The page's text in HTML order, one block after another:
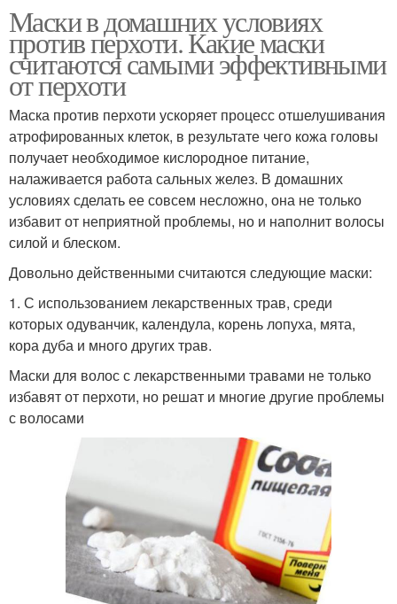
Маски в домашних условиях
против перхоти. Какие маски
считаются самыми эффективными
от перхоти
Маска против перхоти ускоряет процесс отшелушивания
атрофированных клеток, в результате чего кожа головы
получает необходимое кислородное питание,
налаживается работа сальных желез. В домашних
условиях сделать ее совсем несложно, она не только
избавит от неприятной проблемы, но и наполнит волосы
силой и блеском.
Довольно действенными считаются следующие маски:
1. С использованием лекарственных трав, среди
которых одуванчик, календула, корень лопуха, мята,
кора дуба и много других трав.
Маски для волос с лекарственными травами не только
избавят от перхоти, но решат и многие другие проблемы
с волосами